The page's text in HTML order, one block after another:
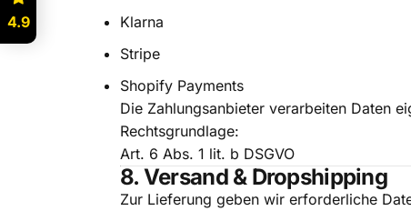
Klarna
Stripe
Shopify Payments
Die Zahlungsanbieter verarbeiten Daten
Rechtsgrundlage:
Art. 6 Abs. 1 lit. b DSGVO
8. Versand & Dropshipping
Zur Lieferung geben wir erforderliche
4.9